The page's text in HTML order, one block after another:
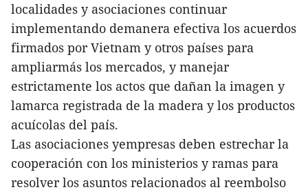
localidades y asociaciones continuar
implementando demanera efectiva los acuerdos
firmados por Vietnam y otros países para
ampliarmás los mercados, y manejar
estrictamente los actos que dañan la imagen y
lamarca registrada de la madera y los productos
acuícolas del país.
Las asociaciones yempresas deben estrechar la
cooperación con los ministerios y ramas para
resolver los asuntos relacionados al reembolso